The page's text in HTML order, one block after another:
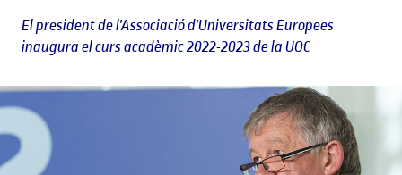
El president de l'Associació d'Universitats Europees
inaugura el curs acadèmic 2022-2023 de la UOC